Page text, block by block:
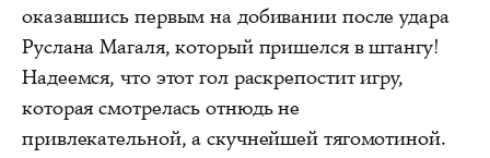
оказавшись первым на добивании после удара
Руслана Магаля, который пришелся в штангу!
Надеемся, что этот гол раскрепостит игру,
которая смотрелась отнюдь не
привлекательной, а скучнейшей тягомотиной.